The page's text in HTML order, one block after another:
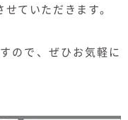
ていただきます。
ので、ぜひお気軽に